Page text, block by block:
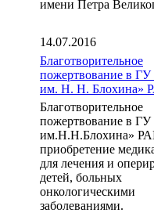
имени Петра
14.07.2016
Благотворительное
пожертвование в
им. Н. Н. Блохина»
Благотворительное
пожертвование в
им.Н.Н.Блохина»
приобретение
для лечения и
детей, больных
онкологическими
заболеваниями.